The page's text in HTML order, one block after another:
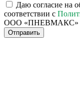
Даю согласие на
соответствии с
ООО «ПНЕВМАКС»
Отправить